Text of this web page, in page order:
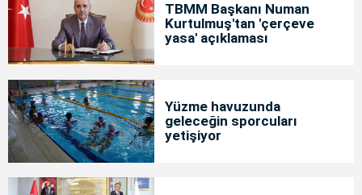
TBMM Başkanı Numan
Kurtulmuş'tan 'çerçeve
yasa' açıklaması
Yüzme havuzunda
geleceğin sporcuları
yetişiyor